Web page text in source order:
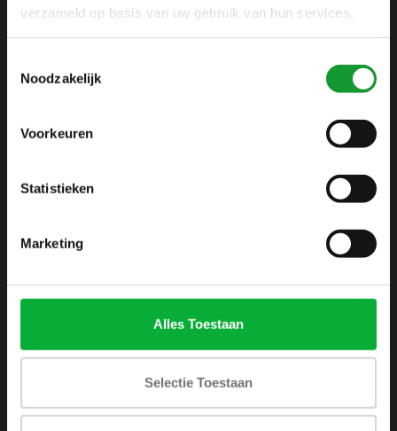
verzameld op basis van uw gebruik van hun services.
Noodzakelijk
Voorkeuren
Statistieken
Marketing
Alles Toestaan
Selectie Toestaan
+31 6 42 52 32 80
Disclaimer
Privacy Policy
Sitemap